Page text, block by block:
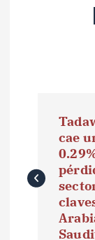
v
e
cae